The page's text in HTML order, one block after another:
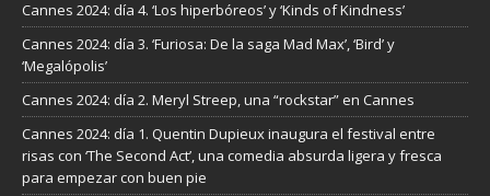
Cannes 2024: día 4. ‘Los hiperbóreos’ y ‘Kinds of Kindness’
Cannes 2024: día 3. ‘Furiosa: De la saga Mad Max’, ‘Bird’ y
‘Megalópolis’
Cannes 2024: día 2. Meryl Streep, una “rockstar” en Cannes
Cannes 2024: día 1. Quentin Dupieux inaugura el festival entre
risas con ‘The Second Act’, una comedia absurda ligera y fresca
para empezar con buen pie